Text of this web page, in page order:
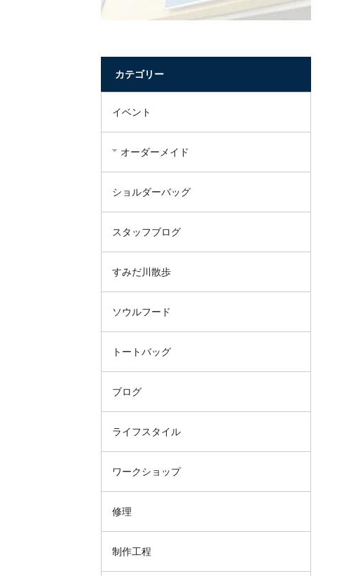
カテゴリー
イベント
オーダーメイド
ショルダーバッグ
スタッフブログ
すみだ川散歩
ソウルフード
トートバッグ
ブログ
ライフスタイル
ワークショップ
修理
制作工程